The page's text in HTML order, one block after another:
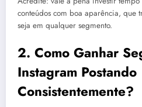
conteúdos com boa aparência, que
seja em qualquer segmento.
2. Como Ganhar
Instagram Postando
Consistentemente?